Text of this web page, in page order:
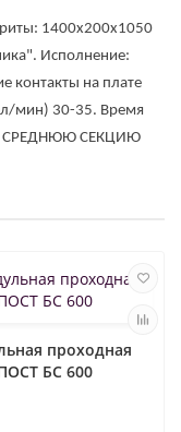
1400х200х1050
Исполнение:
контакты на плате
мин) 30-35. Время
СРЕДНЮЮ СЕКЦИЮ
проходная
БС 600